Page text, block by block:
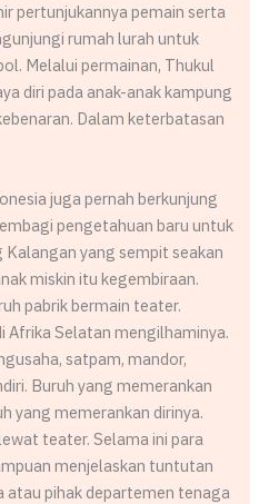
pertunjukannya pemain serta
rumah lurah untuk
Melalui permainan, Thukul
diri pada anak-anak kampung
Dalam keterbatasan
juga pernah berkunjung
pengetahuan baru untuk
yang sempit seakan
miskin itu kegembiraan.
pabrik bermain teater.
Afrika Selatan mengilhaminya.
satpam, mandor,
Buruh yang memerankan
yang memerankan dirinya.
teater. Selama ini para
menjelaskan tuntutan
atau pihak departemen tenaga